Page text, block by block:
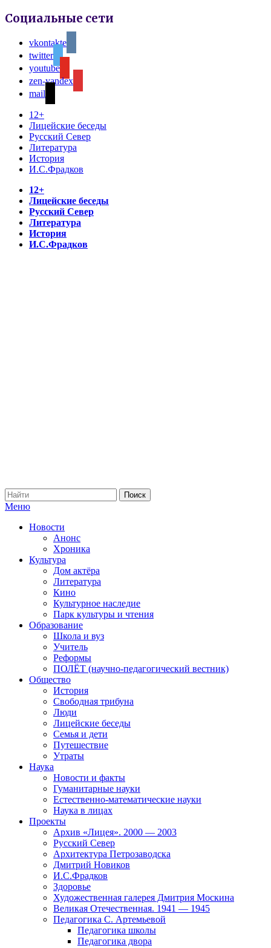
Социальные сети
vkontakte
twitter
youtube
zen-yandex
mail
12+
Лицейские беседы
Русский Север
Литература
История
И.С.Фрадков
12+
Лицейские беседы
Русский Север
Литература
История
И.С.Фрадков
Меню
Новости
Анонс
Хроника
Культура
Дом актёра
Литература
Кино
Культурное наследие
Парк культуры и чтения
Образование
Школа и вуз
Учитель
Реформы
ПОЛЁТ (научно-педагогический вестник)
Общество
История
Свободная трибуна
Люди
Лицейские беседы
Семья и дети
Путешествие
Утраты
Наука
Новости и факты
Гуманитарные науки
Естественно-математические науки
Наука в лицах
Проекты
Архив «Лицея». 2000 — 2003
Русский Север
Архитектура Петрозаводска
Дмитрий Новиков
И.С.Фрадков
Здоровье
Художественная галерея Дмитрия Москина
Великая Отечественная. 1941 — 1945
Педагогика С. Артемьевой
Педагогика школы
Педагогика двора